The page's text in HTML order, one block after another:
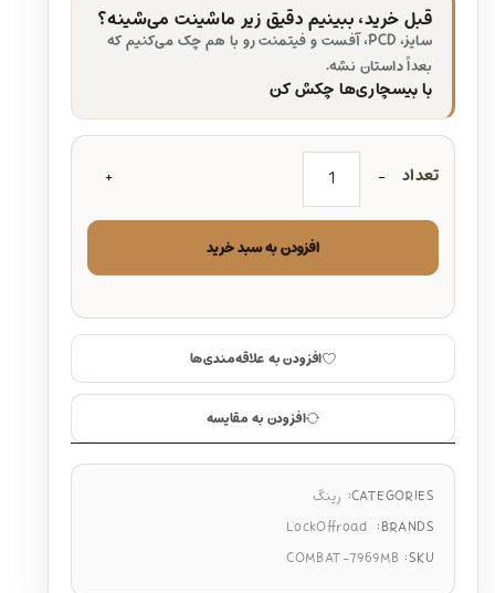
قبل خرید، ببینیم دقیق زیر ماشینت می‌شینه؟
سایز، PCD، آفست و فیتمنت رو با هم چک می‌کنیم که
بعداً داستان نشه.
با بیسچاری‌ها چکش کن
تعداد
افزودن به سبد خرید
افزودن به علاقه‌مندی‌ها
افزودن به مقایسه
CATEGORIES: رینگ
BRANDS:
LockOffroad
SKU:
COMBAT-7969MB